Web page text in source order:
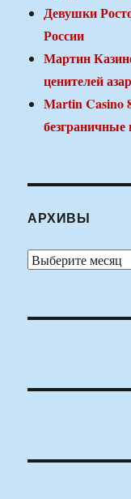
Девушки
России
Мартин
ценителей
Martin Casino
АРХИВЫ
Архивы